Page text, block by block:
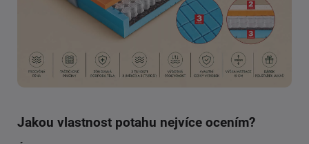
Jakou vlastnost potahu nejvíce ocením?